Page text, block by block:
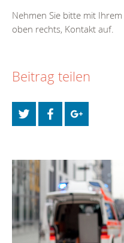
Nehmen Sie bitte mit
oben rechts, Kontakt auf.
Beitrag teilen